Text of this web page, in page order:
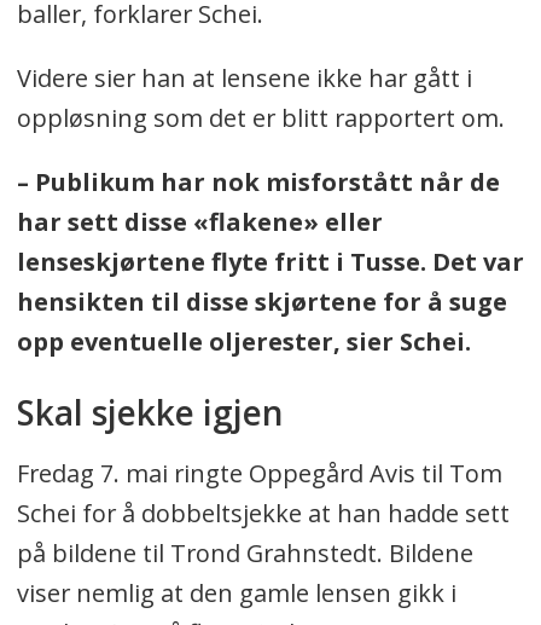
baller, forklarer Schei.
Videre sier han at lensene ikke har gått i
oppløsning som det er blitt rapportert om.
– Publikum har nok misforstått når de
har sett disse «flakene» eller
lenseskjørtene flyte fritt i Tusse. Det var
hensikten til disse skjørtene for å suge
opp eventuelle oljerester, sier Schei.
Skal sjekke igjen
Fredag 7. mai ringte Oppegård Avis til Tom
Schei for å dobbeltsjekke at han hadde sett
på bildene til Trond Grahnstedt. Bildene
viser nemlig at den gamle lensen gikk i